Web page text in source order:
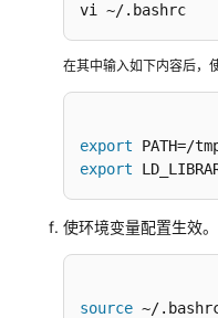
发
指
（分
式
_V2.0-
vi ~/.bashrc
在其中输入如下内容后，
export PATH=/
export
使环境变量配置生效。
source ~/